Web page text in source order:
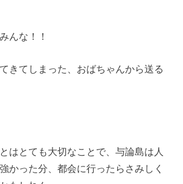
んな！！
きてしまった、おばちゃんから送る
はとても大切なことで、与論島は人
かった分、都会に行ったらさみしく